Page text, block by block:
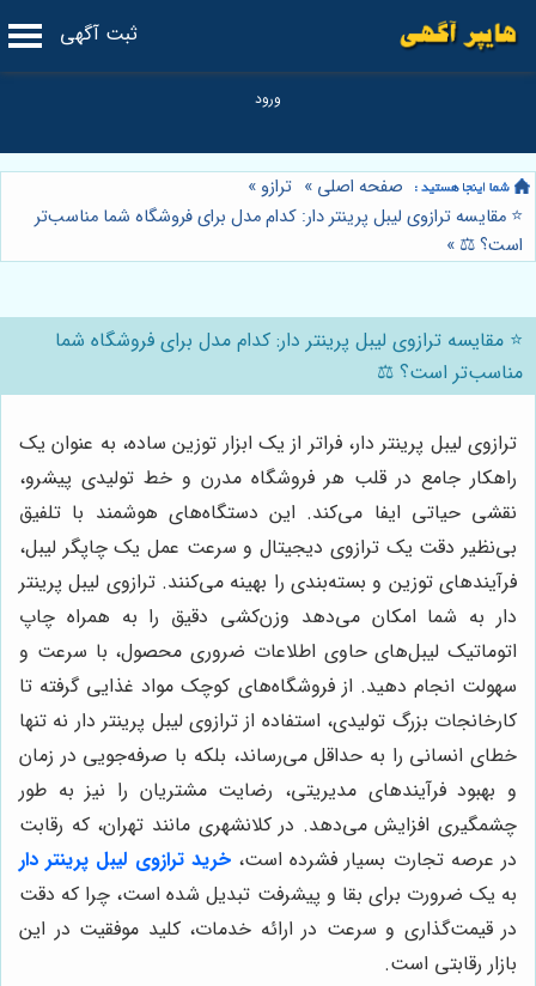
ثبت آگهی
صفحه اصلی » ترازو »
⭐️ مقایسه ترازوی لیبل پرینتر دار: کدام مدل برای فروشگاه شما مناسب‌تر
است؟ ⚖️ »
⭐️ مقایسه ترازوی لیبل پرینتر دار: کدام مدل برای فروشگاه شما
مناسب‌تر است؟ ⚖️
ترازوی لیبل پرینتر دار، فراتر از یک ابزار توزین ساده، به عنوان یک
راهکار جامع در قلب هر فروشگاه مدرن و خط تولیدی پیشرو،
نقشی حیاتی ایفا می‌کند. این دستگاه‌های هوشمند با تلفیق
بی‌نظیر دقت یک ترازوی دیجیتال و سرعت عمل یک چاپگر لیبل،
فرآیندهای توزین و بسته‌بندی را بهینه می‌کنند. ترازوی لیبل پرینتر
دار به شما امکان می‌دهد وزن‌کشی دقیق را به همراه چاپ
اتوماتیک لیبل‌های حاوی اطلاعات ضروری محصول، با سرعت و
سهولت انجام دهید. از فروشگاه‌های کوچک مواد غذایی گرفته تا
کارخانجات بزرگ تولیدی، استفاده از ترازوی لیبل پرینتر دار نه تنها
خطای انسانی را به حداقل می‌رساند، بلکه با صرفه‌جویی در زمان
و بهبود فرآیندهای مدیریتی، رضایت مشتریان را نیز به طور
چشمگیری افزایش می‌دهد. در کلانشهری مانند تهران، که رقابت
در عرصه تجارت بسیار فشرده است،خرید ترازوی لیبل پرینتر دار
به یک ضرورت برای بقا و پیشرفت تبدیل شده است، چرا که دقت
در قیمت‌گذاری و سرعت در ارائه خدمات، کلید موفقیت در این
بازار رقابتی است.